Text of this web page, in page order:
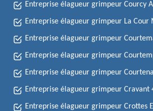
Entreprise élagueur grimpeur Courcy
Entreprise élagueur grimpeur La Cour
Entreprise élagueur grimpeur
Entreprise élagueur grimpeur
Entreprise élagueur grimpeur
Entreprise élagueur grimpeur Cravant
Entreprise élagueur grimpeur Crottes